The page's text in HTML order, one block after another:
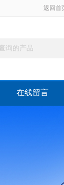
返回首
在线留言